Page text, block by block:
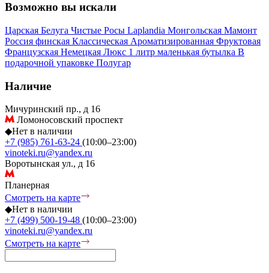
Возможно вы искали
Царская Белуга Чистые Росы Laplandia Монгольская Мамонт
Россия финская Классическая Ароматизированная Фруктовая
Французская Немецкая Люкс 1 литр маленькая бутылка В
подарочной упаковке Полугар
Наличие
Мичуринский пр., д 16
Ломоносовский проспект
◆Нет в наличии
+7 (985) 761-63-24 (10:00–23:00)
vinoteki.ru@yandex.ru
Воротынская ул., д 16
Планерная
Смотреть на карте
◆Нет в наличии
+7 (499) 500-19-48 (10:00–23:00)
vinoteki.ru@yandex.ru
Смотреть на карте